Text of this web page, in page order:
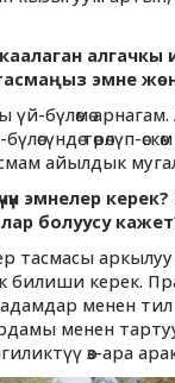
алгачкы
эмне
үй-бүлөмө
төрөлүп-
айылдык
эмнелер
болуусу
тасмасы аркылуу
билиши керек.
менен тил
менен
өз-ара